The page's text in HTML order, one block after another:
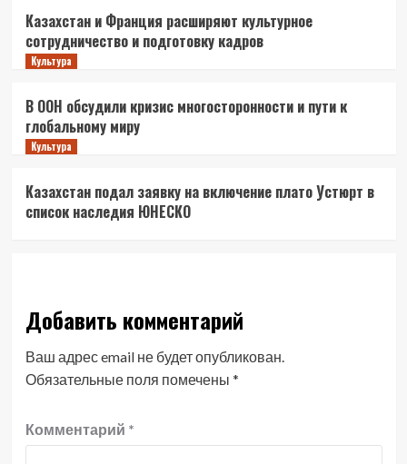
Казахстан и Франция расширяют культурное
сотрудничество и подготовку кадров
Культура
В ООН обсудили кризис многосторонности и пути к
глобальному миру
Культура
Казахстан подал заявку на включение плато Устюрт в
список наследия ЮНЕСКО
Добавить комментарий
Ваш адрес email не будет опубликован.
Обязательные поля помечены *
Комментарий *